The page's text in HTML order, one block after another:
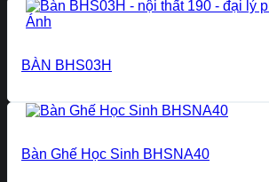
BÀN BHS03H
Bàn Ghế Học Sinh BHSNA40